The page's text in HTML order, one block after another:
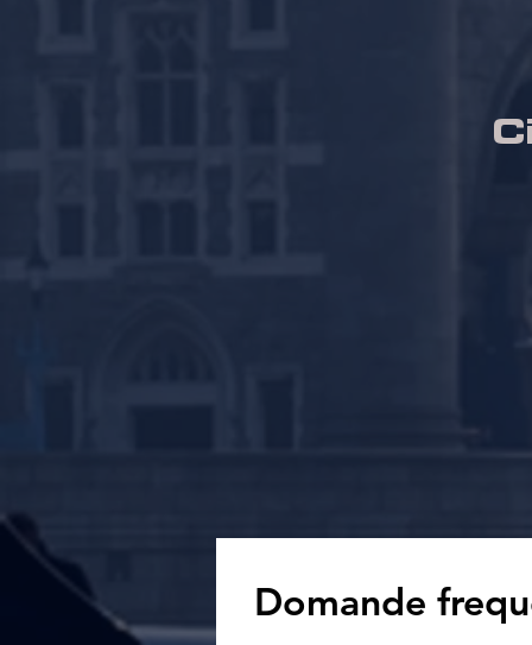
Domande